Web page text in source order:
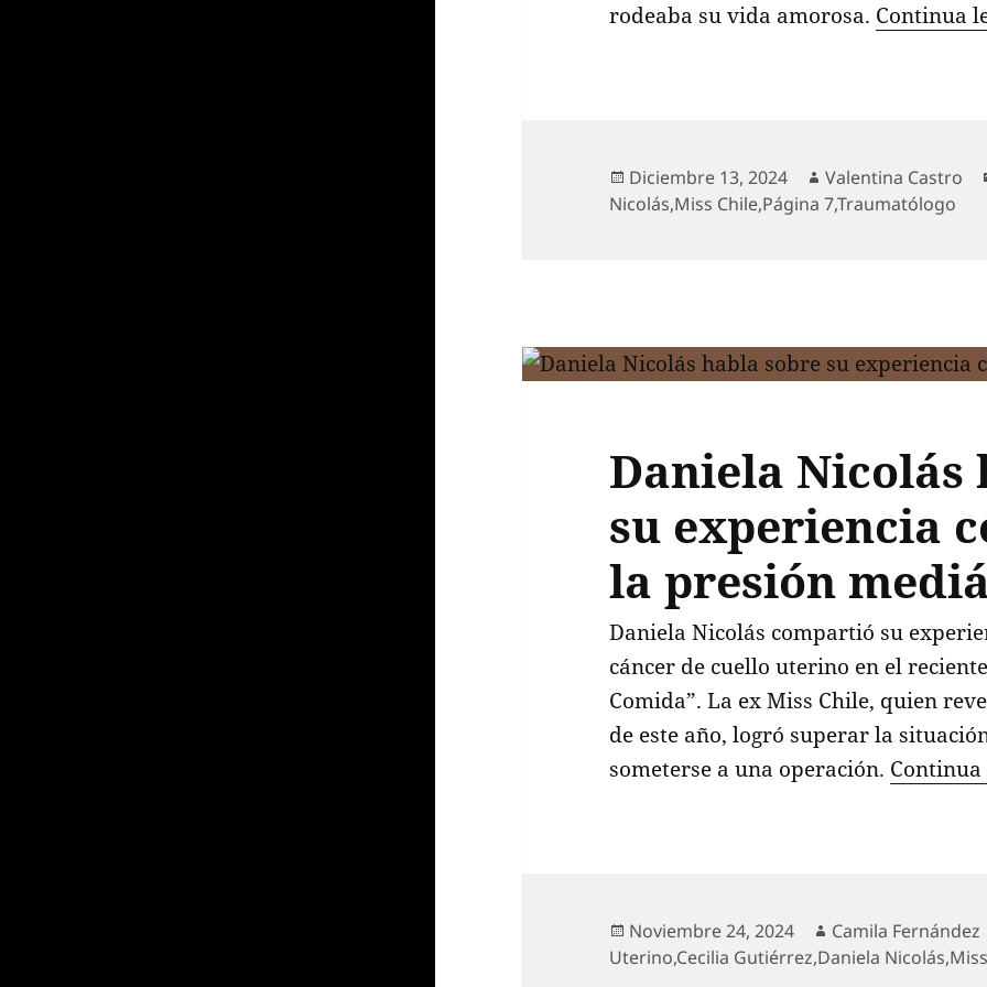
rodeaba su vida amorosa. Continua
Publicado
el
Diciembre 13, 2024 Autor
Valentina Castro
Nicolás,Miss Chile,Página 7,Traumatólogo
Daniela Nicolás
su experiencia
la presión
Daniela Nicolás compartió su
cáncer de cuello uterino en el
Comida”. La ex Miss Chile, quien
de este año, logró superar la
someterse a una operación.
Publicado
el
Noviembre 24, 2024 Autor
Camila Fernández
Uterino,Cecilia Gutiérrez,Daniela Nicolás,